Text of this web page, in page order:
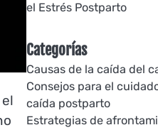
el Estrés Postparto
Categorías
Causas de la caída del
Consejos para el
caída postparto
Estrategias de